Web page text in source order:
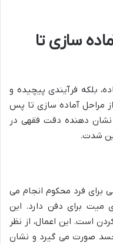
سازی تا
بلکه فرآیندی پیچیده و
مراحل آماده سازی تا پس
نشان دهنده دقت فقهی در
شدت.
برای فرد محکوم انجام می
میت برای دفن دارد. این
است. این اعمال، از نظر
جسد صورت می گیرد و نشان